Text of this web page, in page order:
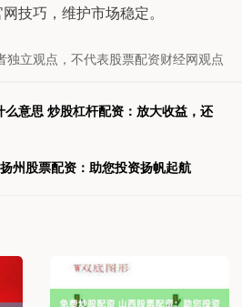
技巧，维护市场稳定。
独立观点，不代表股票配资财经网观点
么意思 炒股杠杆配资：放大收益，还
州股票配资：助您投资扬帆起航